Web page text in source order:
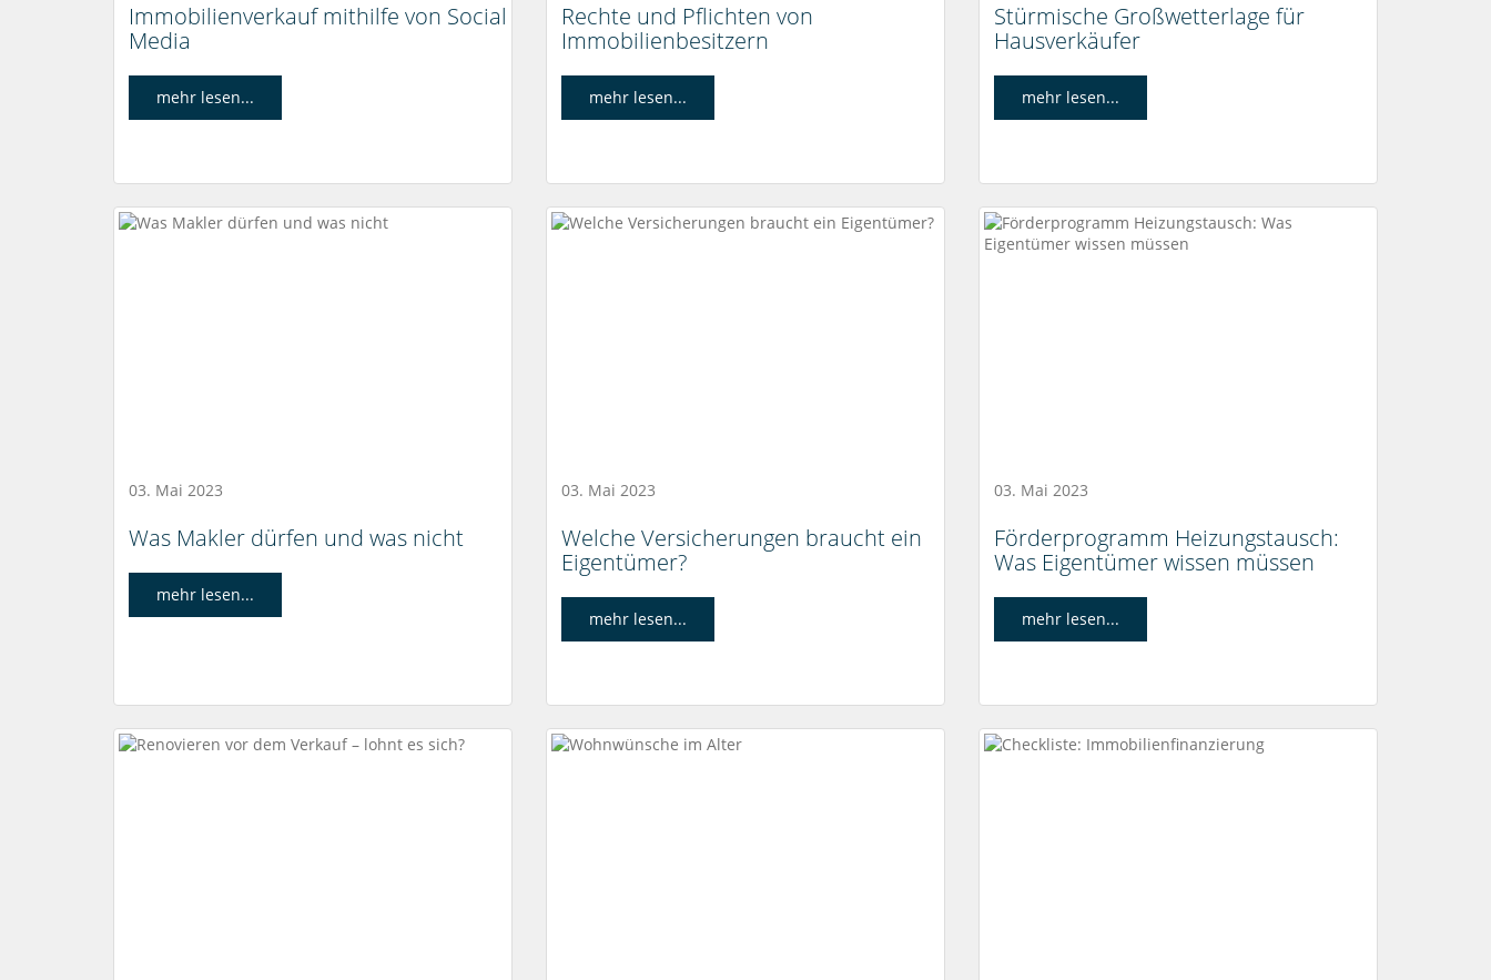
Immobilienverkauf mithilfe von Social
Media
mehr lesen...
Rechte und Pflichten von
Immobilienbesitzern
mehr lesen...
Stürmische Großwetterlage für
Hausverkäufer
mehr lesen...
03. Mai 2023
Was Makler dürfen und was nicht
mehr lesen...
03. Mai 2023
Welche Versicherungen braucht ein
Eigentümer?
mehr lesen...
03. Mai 2023
Förderprogramm Heizungstausch:
Was Eigentümer wissen müssen
mehr lesen...